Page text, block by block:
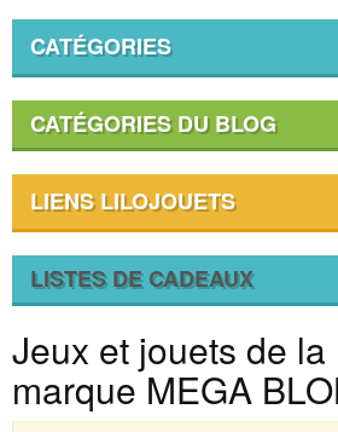
CATÉGORIES
CATÉGORIES DU BLOG
LIENS LILOJOUETS
LISTES DE CADEAUX
Jeux et jouets de la
marque MEGA